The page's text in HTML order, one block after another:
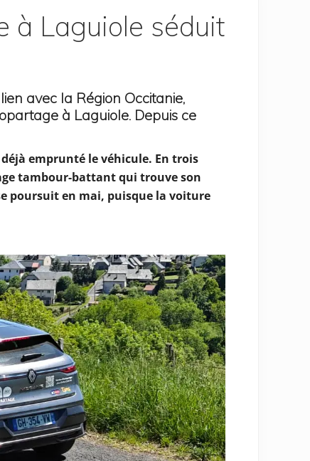
à Laguiole séduit
avec la Région Occitanie,
à Laguiole. Depuis ce
emprunté le véhicule. En trois
tambour-battant qui trouve son
poursuit en mai, puisque la voiture